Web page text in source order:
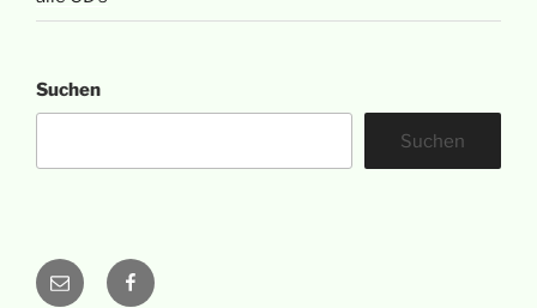
Suchen
Suchen
E-
Facebook